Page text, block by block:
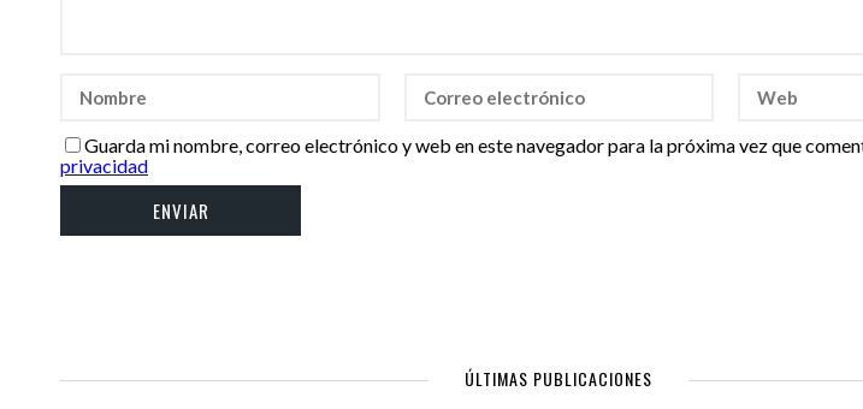
Guarda mi nombre, correo electrónico y web en este navegador para la próxima vez que
privacidad
ÚLTIMAS PUBLICACIONES